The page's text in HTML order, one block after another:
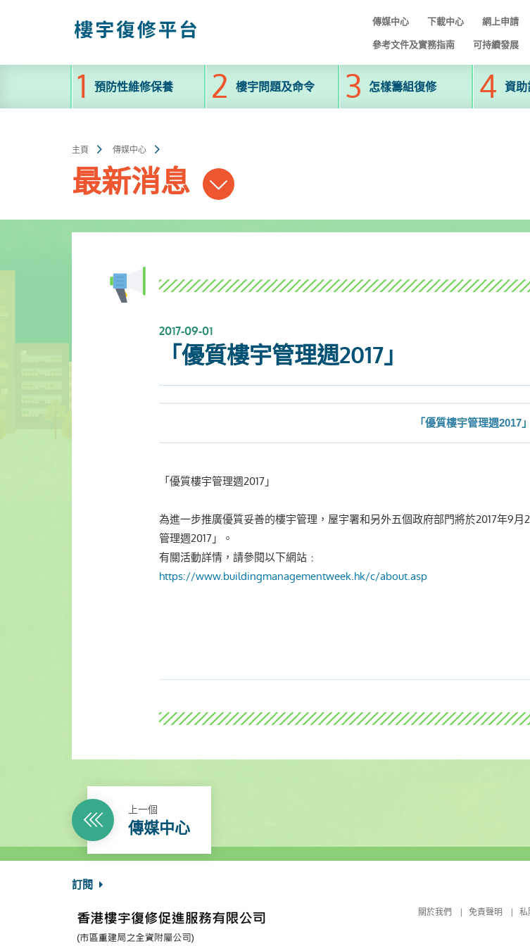
容
傳媒中心 下載中心 網上申請
參考文件及實務指南 可持續發展
預防性維修保養 樓宇問題及命令 怎樣籌組復修 資助
主頁 傳媒中心
最新消息
2017-09-01
「優質樓宇管理週2017」
「優質樓宇管理週2017」
「優質樓宇管理週2017」
為進一步推廣優質妥善的樓宇管理，屋宇署和另外五個政府部門將於2017年9
管理週2017」。
有關活動詳情，請參閱以下網站﹕
https://www.buildingmanagementweek.hk/c/about.asp
上一個
傳媒中心
訂閱
關於我們 免責聲明 私